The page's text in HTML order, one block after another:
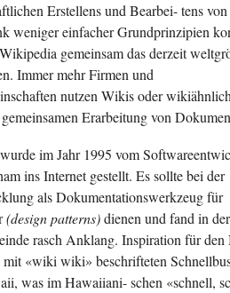
Erstellens und Bearbei- tens
weniger einfacher Grundprinzipien
gemeinsam das derzeit
Immer mehr Firmen und
nutzen Wikis oder
Erarbeitung von
im Jahr 1995 vom
ins Internet gestellt. Es sollte bei der
als Dokumentationswerkzeug für
(design patterns)dienen und fand in der
rasch Anklang. Inspiration für den
«wiki wiki» beschrifteten
was im Hawaiiani- schen «schnell,